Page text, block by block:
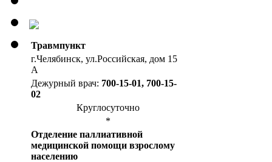
Травмпункт
г.Челябинск, ул.Российская, дом 15
А
Дежурный врач: 700-15-01, 700-15-
02
Круглосуточно
*
Отделение паллиативной
медицинской помощи взрослому
населению